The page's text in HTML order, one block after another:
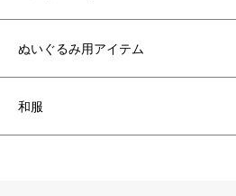
ぬいぐるみ用アイテム
和服